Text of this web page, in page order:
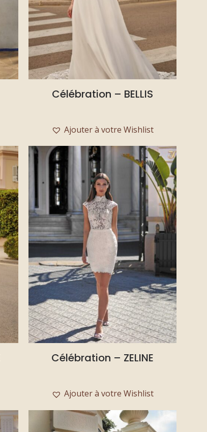
Célébration – BELLIS
Ajouter à votre Wishlist
Célébration – ZELINE
Ajouter à votre Wishlist